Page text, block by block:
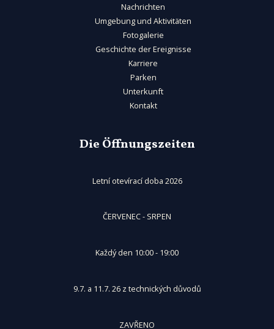
Nachrichten
Umgebung und Aktivitäten
Fotogalerie
Geschichte der Ereignisse
Karriere
Parken
Unterkunft
Kontakt
Die Öffnungszeiten
Letní otevírací doba 2026
ČERVENEC - SRPEN
Každý den 10:00 - 19:00
9.7. a 11.7. 26 z technických důvodů
ZAVŘENO